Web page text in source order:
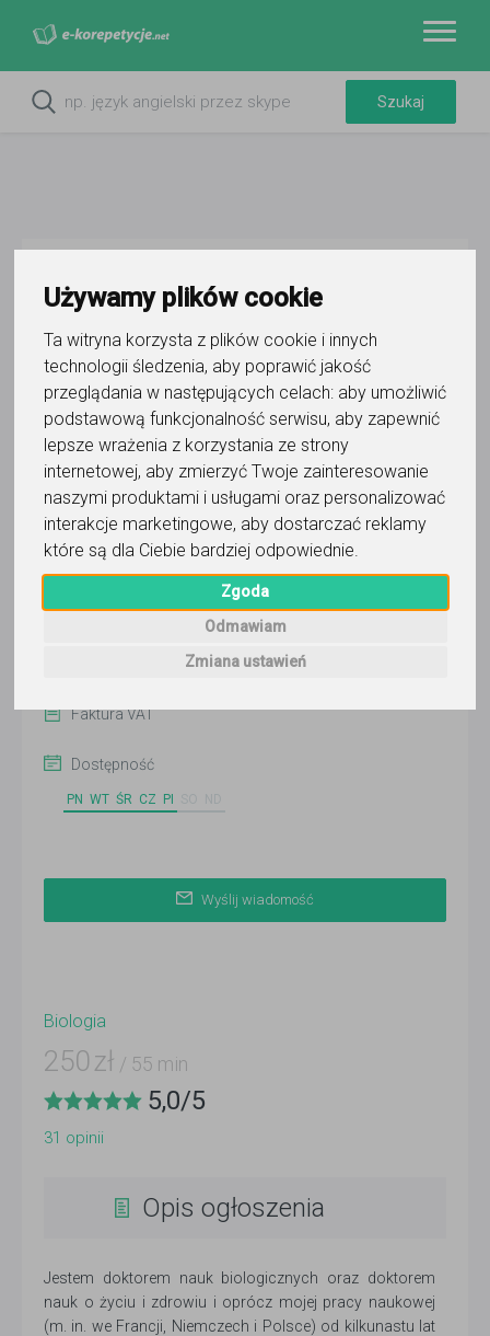
Używamy plików cookie
Ta witryna korzysta z plików cookie i innych
technologii śledzenia, aby poprawić jakość
przeglądania w następujących celach: aby umożliwić
podstawową funkcjonalność serwisu, aby zapewnić
lepsze wrażenia z korzystania ze strony
internetowej, aby zmierzyć Twoje zainteresowanie
naszymi produktami i usługami oraz personalizować
interakcje marketingowe, aby dostarczać reklamy
które są dla Ciebie bardziej odpowiednie.
Zgoda
Odmawiam
Zmiana ustawień
Oznacz wystąpienie kontaktu
Inga Wójtowicz
Wyślij wiadomość
Ostatnia aktywność:
ponad miesiąc temu
Online
Faktura VAT
Dostępność
PN WT ŚR CZ PI
Wyślij wiadomość
Biologia
250 zł / 55 min
5,0/5
31 opinii
Opis ogłoszenia
Jestem doktorem nauk biologicznych oraz doktorem
nauk o życiu i zdrowiu i oprócz mojej pracy naukowej
(m. in. we Francji, Niemczech i Polsce) od kilkunastu lat